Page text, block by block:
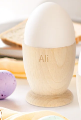
4,8
Unsere
4,8 bei Google
die wir versenden).
+49 39292
Montag - Freitag :
Samstag -